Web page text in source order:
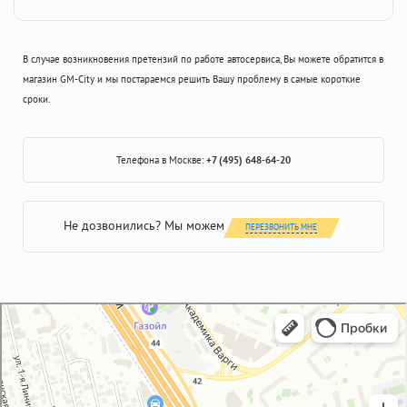
В случае возникновения претензий по работе автосервиса, Вы можете обратится в
магазин GM-City и мы постараемся решить Вашу проблему в самые короткие
сроки.
Телефона в Москве:+7 (495) 648-64-20
Не дозвонились? Мы можем ПЕРЕЗВОНИТЬ МНЕ
GM-City&VAG-Repair
Автосервис, автотехцентр в Москве
Магазин автозапчастей и автотоваров в Москве